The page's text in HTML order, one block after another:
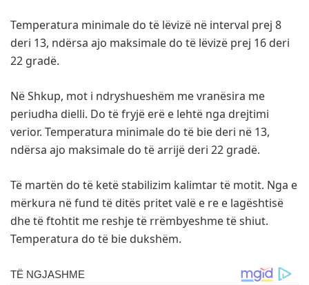
Temperatura minimale do të lëvizë në interval prej 8
deri 13, ndërsa ajo maksimale do të lëvizë prej 16 deri
22 gradë.
Në Shkup, mot i ndryshueshëm me vranësira me
periudha dielli. Do të fryjë erë e lehtë nga drejtimi
verior. Temperatura minimale do të bie deri në 13,
ndërsa ajo maksimale do të arrijë deri 22 gradë.
Të martën do të ketë stabilizim kalimtar të motit. Nga e
mërkura në fund të ditës pritet valë e re e lagështisë
dhe të ftohtit me reshje të rrëmbyeshme të shiut.
Temperatura do të bie dukshëm.